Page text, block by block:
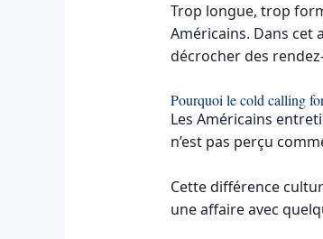
Trop longue, trop
Américains. Dans cet
décrocher des
Pourquoi le cold calling
Les Américains
n’est pas perçu
Cette différence
une affaire avec